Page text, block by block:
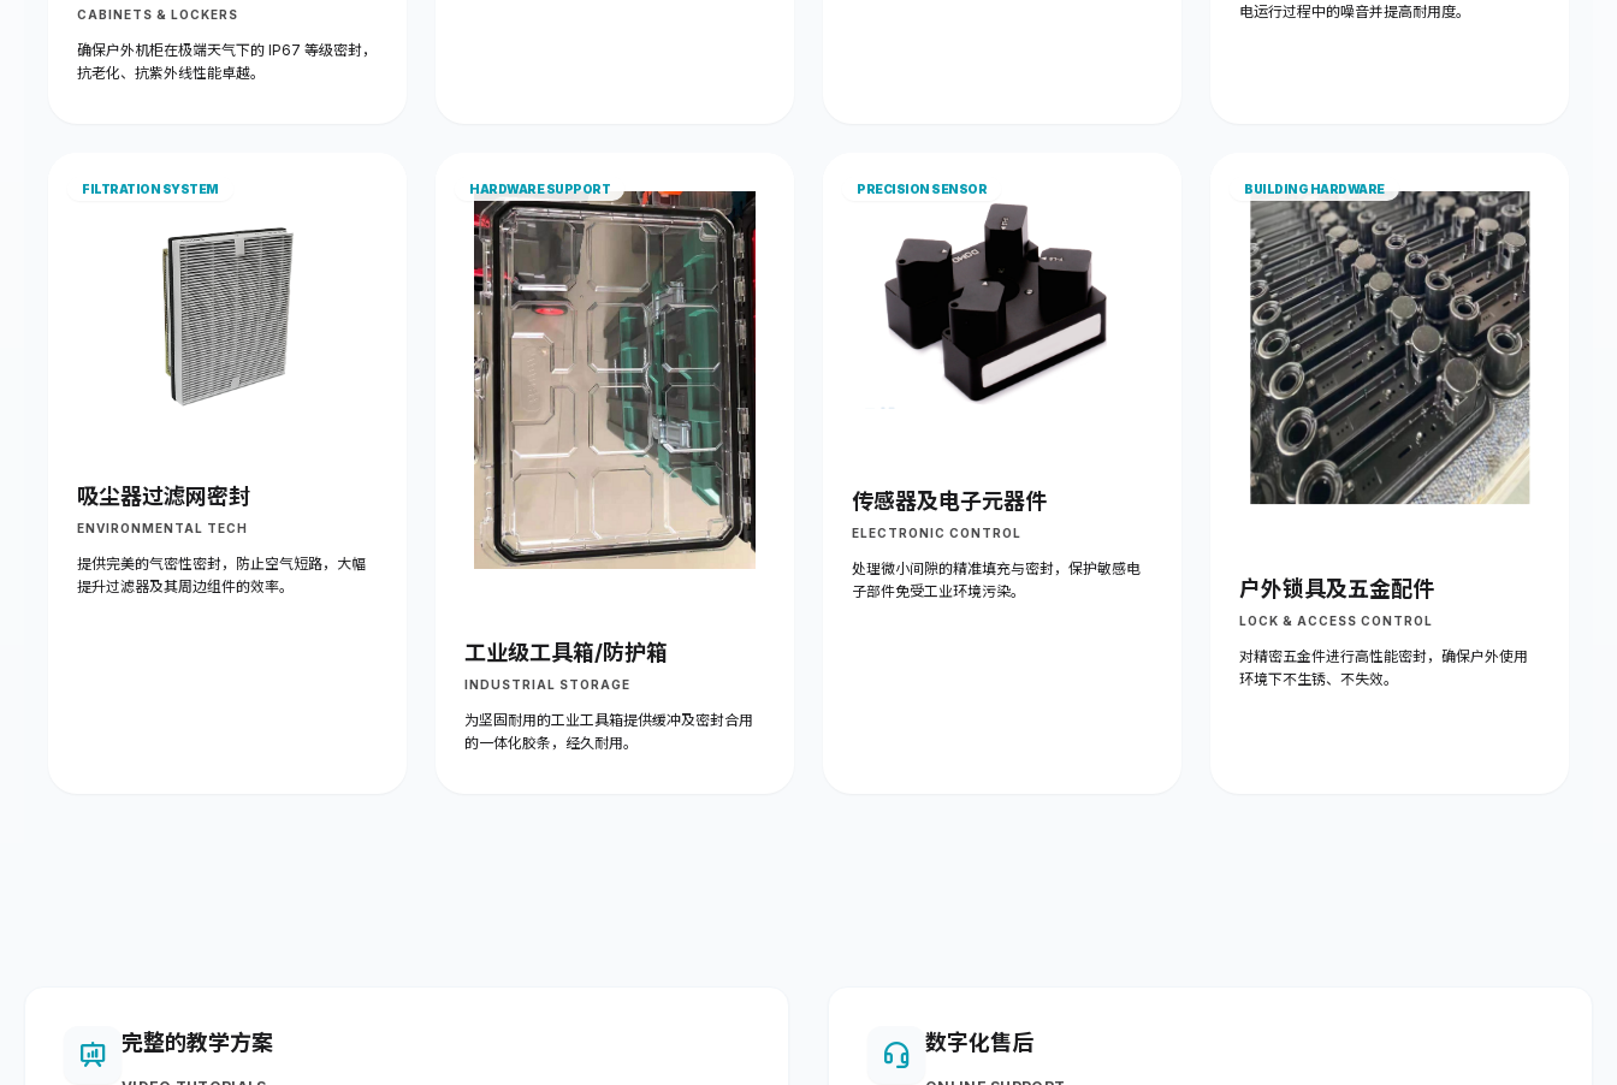
CABINETS & LOCKERS
确保户外机柜在极端天气下的 IP67 等级密封，
抗老化、抗紫外线性能卓越。
电运行过程中的噪音并提高耐用度。
FILTRATION SYSTEM
吸尘器过滤网密封
ENVIRONMENTAL TECH
提供完美的气密性密封，防止空气短路，大幅
提升过滤器及其周边组件的效率。
HARDWARE SUPPORT
工业级工具箱/防护箱
INDUSTRIAL STORAGE
为坚固耐用的工业工具箱提供缓冲及密封合用
的一体化胶条，经久耐用。
PRECISION SENSOR
传感器及电子元器件
ELECTRONIC CONTROL
处理微小间隙的精准填充与密封，保护敏感电
子部件免受工业环境污染。
BUILDING HARDWARE
户外锁具及五金配件
LOCK & ACCESS CONTROL
对精密五金件进行高性能密封，确保户外使用
环境下不生锈、不失效。
完整的教学方案 数字化售后